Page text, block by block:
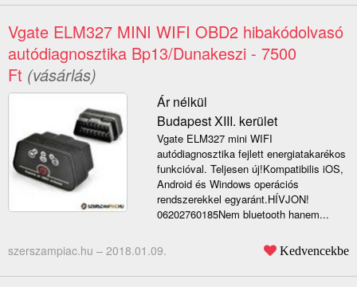
Vgate ELM327 MINI WIFI OBD2 hibakódolvasó
autódiagnosztika Bp13/Dunakeszi - 7500
Ft (vásárlás)
Ár nélkül
Budapest XIII. kerület
Vgate ELM327 mini WIFI
autódiagnosztika fejlett energiatakarékos
funkcióval. Teljesen új!Kompatibilis iOS,
Android és Windows operációs
rendszerekkel egyaránt.HÍVJON!
06202760185Nem bluetooth hanem...
szerszampiac.hu – 2018.01.09. Kedvencekbe